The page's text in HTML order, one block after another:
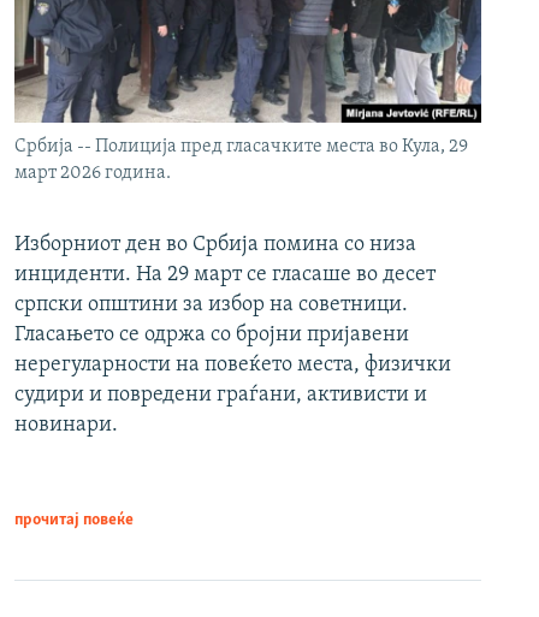
Србија -- Полиција пред гласачките места во Кула, 29
март 2026 година.
Изборниот ден во Србија помина со низа
инциденти. На 29 март се гласаше во десет
српски општини за избор на советници.
Гласањето се одржа со бројни пријавени
нерегуларности на повеќето места, физички
судири и повредени граѓани, активисти и
новинари.
прочитај повеќе